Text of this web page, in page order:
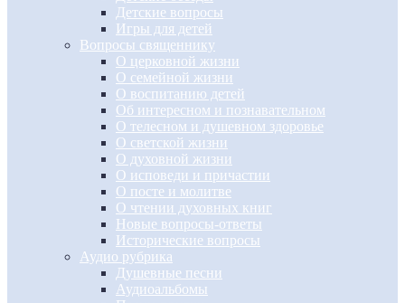
Детские вопросы
Игры для детей
Вопросы священнику
О церковной жизни
О семейной жизни
О воспитанию детей
Об интересном и познавательном
О телесном и душевном здоровье
О светской жизни
О духовной жизни
О исповеди и причастии
О посте и молитве
О чтении духовных книг
Новые вопросы-ответы
Исторические вопросы
Аудио рубрика
Душевные песни
Аудиоальбомы